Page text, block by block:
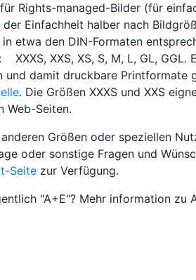
Rights-managed-Bilder (für
Einfachheit halber nach
etwa den DIN-Formaten
XXS, XS, S, M, L, GL, GGL.
und damit druckbare Printformate
. Die Größen XXXS und XXS
Web-Seiten.
Größen oder speziellen
oder sonstige Fragen und
Seite zur Verfügung.
"A+E"? Mehr information zu